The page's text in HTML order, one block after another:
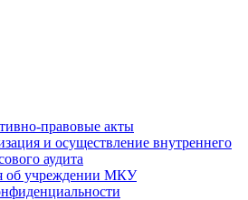
правовые акты
и осуществление внутреннего
аудита
об учреждении МКУ